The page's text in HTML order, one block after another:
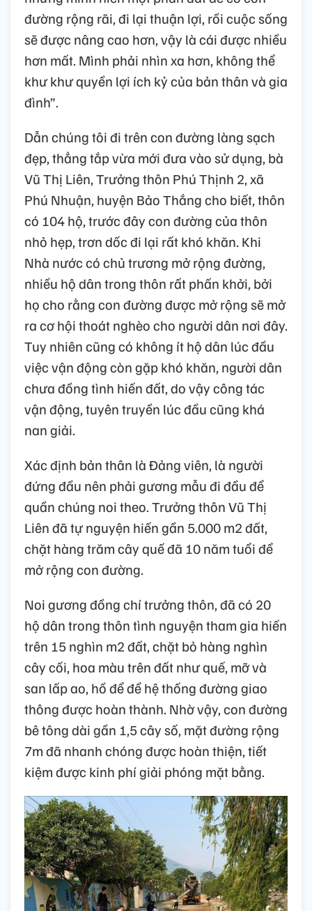
đường rộng rãi, đi lại thuận lợi, rồi cuộc sống
sẽ được nâng cao hơn, vậy là cái được nhiều
hơn mất. Mình phải nhìn xa hơn, không thể
khư khư quyền lợi ích kỷ của bản thân và gia
đình”.
Dẫn chúng tôi đi trên con đường làng sạch
đẹp, thẳng tắp vừa mới đưa vào sử dụng, bà
Vũ Thị Liên, Trưởng thôn Phú Thịnh 2, xã
Phú Nhuận, huyện Bảo Thắng cho biết, thôn
có 104 hộ, trước đây con đường của thôn
nhỏ hẹp, trơn dốc đi lại rất khó khăn. Khi
Nhà nước có chủ trương mở rộng đường,
nhiều hộ dân trong thôn rất phấn khởi, bởi
họ cho rằng con đường được mở rộng sẽ mở
ra cơ hội thoát nghèo cho người dân nơi đây.
Tuy nhiên cũng có không ít hộ dân lúc đầu
việc vận động còn gặp khó khăn, người dân
chưa đồng tình hiến đất, do vậy công tác
vận động, tuyên truyền lúc đầu cũng khá
nan giải.
Xác định bản thân là Đảng viên, là người
đứng đầu nên phải gương mẫu đi đầu để
quần chúng noi theo. Trưởng thôn Vũ Thị
Liên đã tự nguyện hiến gần 5.000 m2 đất,
chặt hàng trăm cây quế đã 10 năm tuổi để
mở rộng con đường.
Noi gương đồng chí trưởng thôn, đã có 20
hộ dân trong thôn tình nguyện tham gia hiến
trên 15 nghìn m2 đất, chặt bỏ hàng nghìn
cây cối, hoa màu trên đất như quế, mỡ và
san lấp ao, hồ để để hệ thống đường giao
thông được hoàn thành. Nhờ vậy, con đường
bê tông dài gần 1,5 cây số, mặt đường rộng
7m đã nhanh chóng được hoàn thiện, tiết
kiệm được kinh phí giải phóng mặt bằng.